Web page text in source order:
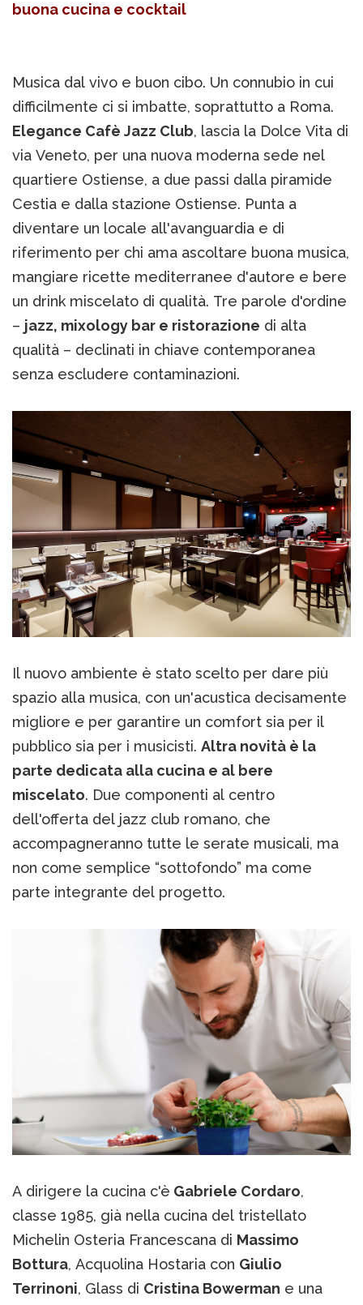
buona cucina e cocktail
Musica dal vivo e buon cibo. Un connubio in cui
difficilmente ci si imbatte, soprattutto a Roma.
Elegance Cafè Jazz Club, lascia la Dolce Vita di
via Veneto, per una nuova moderna sede nel
quartiere Ostiense, a due passi dalla piramide
Cestia e dalla stazione Ostiense. Punta a
diventare un locale all'avanguardia e di
riferimento per chi ama ascoltare buona musica,
mangiare ricette mediterranee d'autore e bere
un drink miscelato di qualità. Tre parole d'ordine
– jazz, mixology bar e ristorazione di alta
qualità – declinati in chiave contemporanea
senza escludere contaminazioni.
Il nuovo ambiente è stato scelto per dare più
spazio alla musica, con un'acustica decisamente
migliore e per garantire un comfort sia per il
pubblico sia per i musicisti. Altra novità è la
parte dedicata alla cucina e al bere
miscelato. Due componenti al centro
dell'offerta del jazz club romano, che
accompagneranno tutte le serate musicali, ma
non come semplice “sottofondo” ma come
parte integrante del progetto.
A dirigere la cucina c'è Gabriele Cordaro,
classe 1985, già nella cucina del tristellato
Michelin Osteria Francescana di Massimo
Bottura, Acquolina Hostaria con Giulio
Terrinoni, Glass di Cristina Bowerman e una